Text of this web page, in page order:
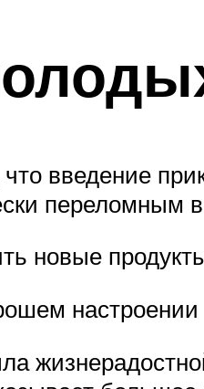
введение
переломным
новые
настроении